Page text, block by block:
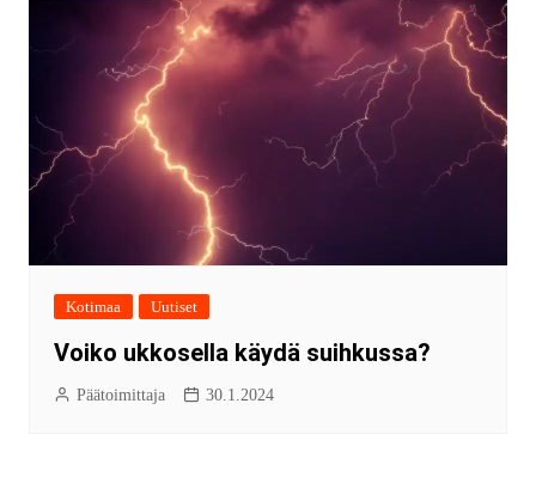
Kotimaa Uutiset
Voiko ukkosella käydä suihkussa?
Päätoimittaja 30.1.2024